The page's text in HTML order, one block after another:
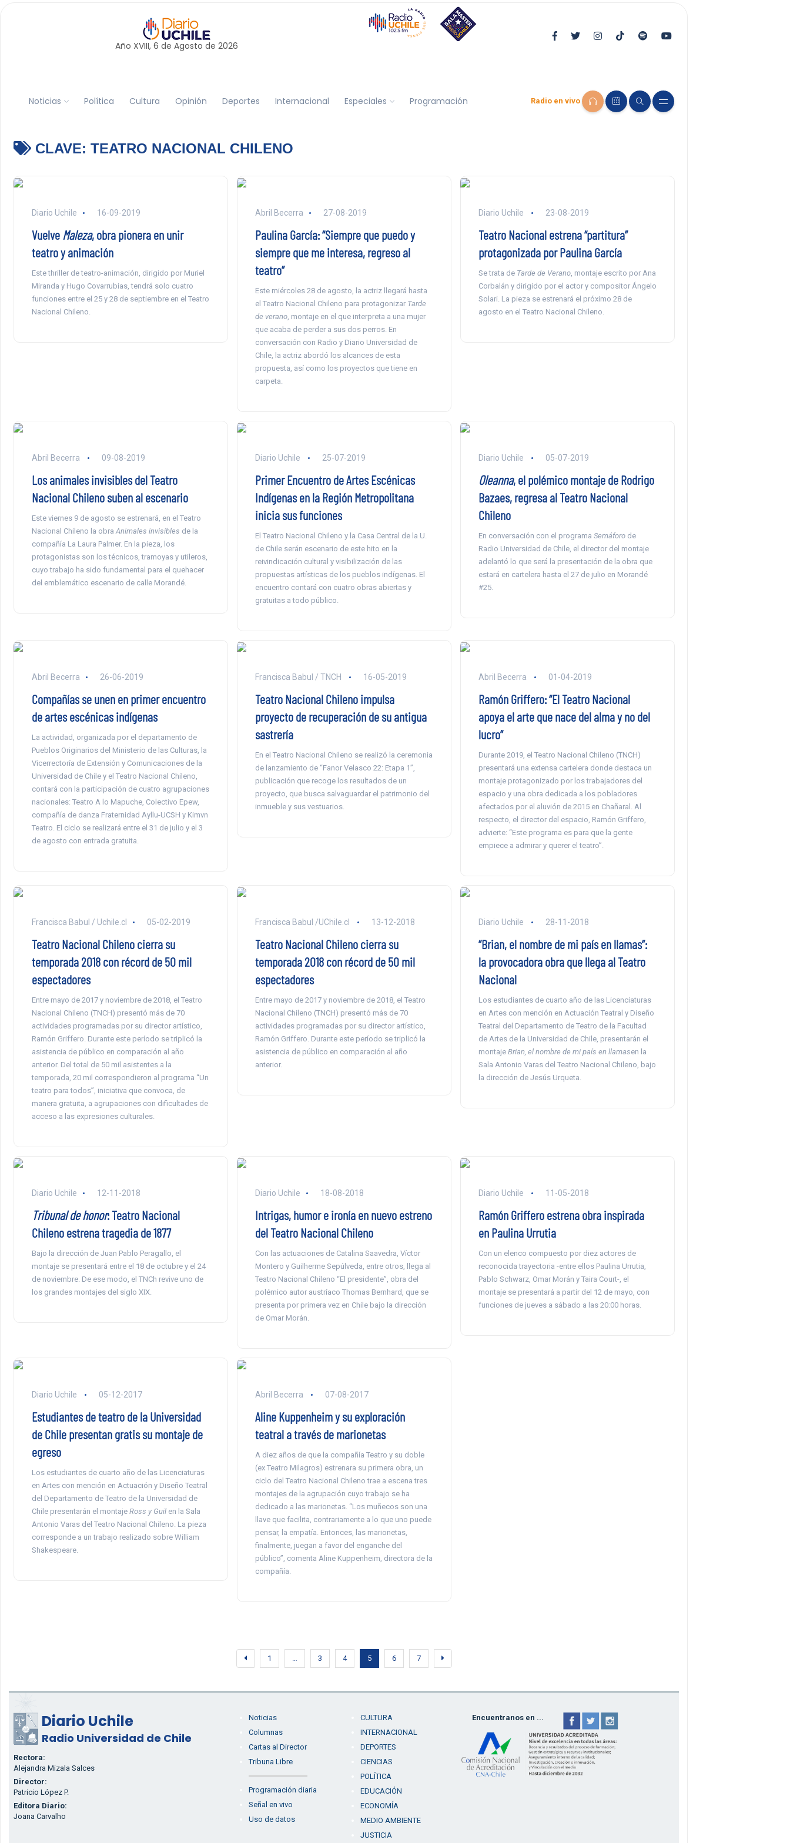
Año XVIII, 6 de Agosto de 2026
Noticias Política Cultura Opinión Deportes Internacional Especiales Programación Radio en vivo
CLAVE: TEATRO NACIONAL CHILENO
Diario Uchile 16-09-2019
Vuelve Maleza, obra pionera en unir
teatro y animación
Este thriller de teatro-animación, dirigido por Muriel
Miranda y Hugo Covarrubias, tendrá solo cuatro
funciones entre el 25 y 28 de septiembre en el Teatro
Nacional Chileno.
Abril Becerra 27-08-2019
Paulina García: “Siempre que puedo y
siempre que me interesa, regreso al
teatro”
Este miércoles 28 de agosto, la actriz llegará hasta
el Teatro Nacional Chileno para protagonizar Tarde
de verano, montaje en el que interpreta a una mujer
que acaba de perder a sus dos perros. En
conversación con Radio y Diario Universidad de
Chile, la actriz abordó los alcances de esta
propuesta, así como los proyectos que tiene en
carpeta.
Diario Uchile 23-08-2019
Teatro Nacional estrena “partitura”
protagonizada por Paulina García
Se trata de Tarde de Verano, montaje escrito por Ana
Corbalán y dirigido por el actor y compositor Ángelo
Solari. La pieza se estrenará el próximo 28 de
agosto en el Teatro Nacional Chileno.
Abril Becerra 09-08-2019
Los animales invisibles del Teatro
Nacional Chileno suben al escenario
Este viernes 9 de agosto se estrenará, en el Teatro
Nacional Chileno la obraAnimales invisibles de la
compañía La Laura Palmer. En la pieza, los
protagonistas son los técnicos, tramoyas y utileros,
cuyo trabajo ha sido fundamental para el quehacer
del emblemático escenario de calle Morandé.
Diario Uchile 25-07-2019
Primer Encuentro de Artes Escénicas
Indígenas en la Región Metropolitana
inicia sus funciones
El Teatro Nacional Chileno y la Casa Central de la U.
de Chile serán escenario de este hito en la
reivindicación cultural y visibilización de las
propuestas artísticas de los pueblos indígenas. El
encuentro contará con cuatro obras abiertas y
gratuitas a todo público.
Diario Uchile 05-07-2019
Oleanna, el polémico montaje de Rodrigo
Bazaes, regresa al Teatro Nacional
Chileno
En conversación con el programa Semáforode
Radio Universidad de Chile, el director del montaje
adelantó lo que será la presentación de la obra que
estará en cartelera hasta el 27 de julio en Morandé
#25.
Abril Becerra 26-06-2019
Compañías se unen en primer encuentro
de artes escénicas indígenas
La actividad, organizada por el departamento de
Pueblos Originarios del Ministerio de las Culturas, la
Vicerrectoría de Extensión y Comunicaciones de la
Universidad de Chile y el Teatro Nacional Chileno,
contará con la participación de cuatro agrupaciones
nacionales: Teatro A lo Mapuche, Colectivo Epew,
compañía de danza Fraternidad Ayllu-UCSH y Kimvn
Teatro. El ciclo se realizará entre el 31 de julio y el 3
de agosto con entrada gratuita.
Francisca Babul / TNCH 16-05-2019
Teatro Nacional Chileno impulsa
proyecto de recuperación de su antigua
sastrería
En el Teatro Nacional Chileno se realizó la ceremonia
de lanzamiento de “Fanor Velasco 22: Etapa 1”,
publicación que recoge los resultados de un
proyecto, que busca salvaguardar el patrimonio del
inmueble y sus vestuarios.
Abril Becerra 01-04-2019
Ramón Griffero: “El Teatro Nacional
apoya el arte que nace del alma y no del
lucro”
Durante 2019, el Teatro Nacional Chileno (TNCH)
presentará una extensa cartelera donde destaca un
montaje protagonizado por los trabajadores del
espacio y una obra dedicada a los pobladores
afectados por el aluvión de 2015 en Chañaral. Al
respecto, el director del espacio, Ramón Griffero,
advierte: “Este programa es para que la gente
empiece a admirar y querer el teatro”.
Francisca Babul / Uchile.cl 05-02-2019
Teatro Nacional Chileno cierra su
temporada 2018 con récord de 50 mil
espectadores
Entre mayo de 2017 y noviembre de 2018, el Teatro
Nacional Chileno (TNCH) presentó más de 70
actividades programadas por su director artístico,
Ramón Griffero. Durante este período se triplicó la
asistencia de público en comparación al año
anterior. Del total de 50 mil asistentes a la
temporada, 20 mil correspondieron al programa “Un
teatro para todos”, iniciativa que convoca, de
manera gratuita, a agrupaciones con dificultades de
acceso a las expresiones culturales.
Francisca Babul /UChile.cl 13-12-2018
Teatro Nacional Chileno cierra su
temporada 2018 con récord de 50 mil
espectadores
Entre mayo de 2017 y noviembre de 2018, el Teatro
Nacional Chileno (TNCH) presentó más de 70
actividades programadas por su director artístico,
Ramón Griffero. Durante este período se triplicó la
asistencia de público en comparación al año
anterior.
Diario Uchile 28-11-2018
“Brian, el nombre de mi país en llamas”:
la provocadora obra que llega al Teatro
Nacional
Los estudiantes de cuarto año de las Licenciaturas
en Artes con mención en Actuación Teatral y Diseño
Teatral del Departamento de Teatro de la Facultad
de Artes de la Universidad de Chile, presentarán el
montaje Brian, el nombre de mi país en llamasen la
Sala Antonio Varas del Teatro Nacional Chileno, bajo
la dirección de Jesús Urqueta.
Diario Uchile 12-11-2018
Tribunal de honor: Teatro Nacional
Chileno estrena tragedia de 1877
Bajo la dirección de Juan Pablo Peragallo, el
montaje se presentará entre el 18 de octubre y el 24
de noviembre. De ese modo, el TNCh revive uno de
los grandes montajes del siglo XIX.
Diario Uchile 18-08-2018
Intrigas, humor e ironía en nuevo estreno
del Teatro Nacional Chileno
Con las actuaciones de Catalina Saavedra, Víctor
Montero y Guilherme Sepúlveda, entre otros, llega al
Teatro Nacional Chileno “El presidente”, obra del
polémico autor austríaco Thomas Bernhard, que se
presenta por primera vez en Chile bajo la dirección
de Omar Morán.
Diario Uchile 11-05-2018
Ramón Griffero estrena obra inspirada
en Paulina Urrutia
Con un elenco compuesto por diez actores de
reconocida trayectoria -entre ellos Paulina Urrutia,
Pablo Schwarz, Omar Morán y Taira Court-, el
montaje se presentará a partir del 12 de mayo, con
funciones de jueves a sábado a las 20:00 horas.
Diario Uchile 05-12-2017
Estudiantes de teatro de la Universidad
de Chile presentan gratis su montaje de
egreso
Los estudiantes de cuarto año de las Licenciaturas
en Artes con mención en Actuación y Diseño Teatral
del Departamento de Teatro de la Universidad de
Chile presentarán el montaje Ross y Guilen la Sala
Antonio Varas del Teatro Nacional Chileno. La pieza
corresponde a un trabajo realizado sobre William
Shakespeare.
Abril Becerra 07-08-2017
Aline Kuppenheim y su exploración
teatral a través de marionetas
A diez años de que la compañía Teatro y su doble
(ex Teatro Milagros) estrenara su primera obra, un
ciclo del Teatro Nacional Chileno trae a escena tres
montajes de la agrupación cuyo trabajo se ha
dedicado a las marionetas. “Los muñecos son una
llave que facilita, contrariamente a lo que uno puede
pensar, la empatía. Entonces, las marionetas,
finalmente, juegan a favor del enganche del
público”, comenta Aline Kuppenheim, directora de la
compañía.
1 … 3 4 5 6 7
Diario Uchile
Radio Universidad de Chile
Rectora:
Alejandra Mizala Salces
Director:
Patricio López P.
Editora Diario:
Joana Carvalho
Noticias
Columnas
Cartas al Director
Tribuna Libre
Programación diaria
Señal en vivo
Uso de datos
CULTURA
INTERNACIONAL
DEPORTES
CIENCIAS
POLÍTICA
EDUCACIÓN
ECONOMÍA
MEDIO AMBIENTE
JUSTICIA
Encuentranos en ...